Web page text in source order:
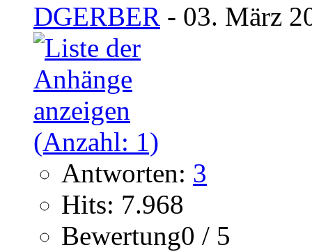
DGERBER - 03. März
Antworten: 3
Hits: 7.968
Bewertung0 / 5